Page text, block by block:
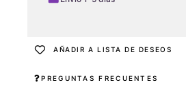
AÑADIR A LISTA DE DESEOS
PREGUNTAS FRECUENTES